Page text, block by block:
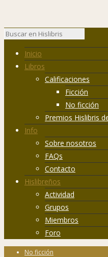
Inicio
Libros
Calificaciones
Ficción
No ficción
Premios Hislibris
Info
Sobre nosotros
FAQs
Contacto
Hislibreños
Actividad
Grupos
Miembros
Foro
No ficción